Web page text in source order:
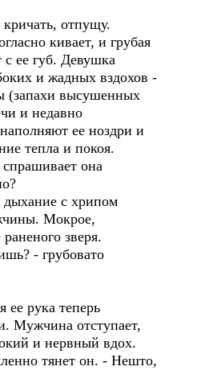
отпущу.
кивает, и грубая
с ее губ. Девушка
и жадных вздохов -
(запахи высушенных
и недавно
ее ноздри и
тепла и покоя.
она
с хрипом
Мокрое,
зверя.
- грубовато
рука теперь
Мужчина отступает,
и нервный вдох.
тянет он. - Нешто,